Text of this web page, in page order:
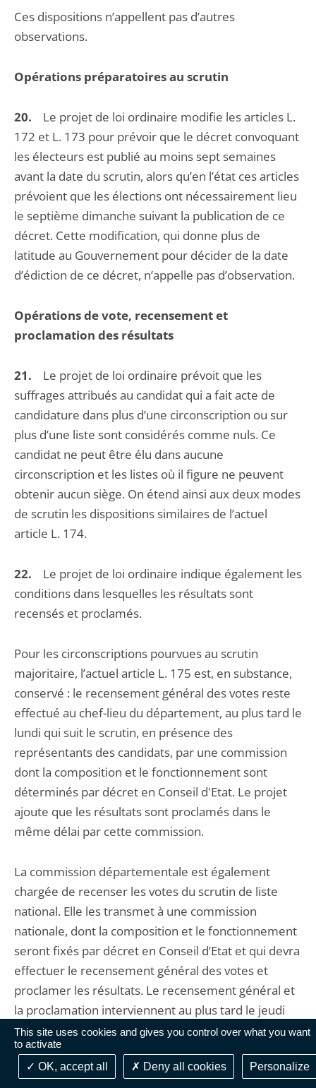
This site uses cookies and gives you control over what you want
to activate
OK, accept all
Deny all cookies Personalize
Ces dispositions n’appellent pas d’autres
observations.
Opérations préparatoires au scrutin
20. Le projet de loi ordinaire modifie les articles L.
172 et L. 173 pour prévoir que le décret convoquant
les électeurs est publié au moins sept semaines
avant la date du scrutin, alors qu’en l’état ces articles
prévoient que les élections ont nécessairement lieu
le septième dimanche suivant la publication de ce
décret. Cette modification, qui donne plus de
latitude au Gouvernement pour décider de la date
d’édiction de ce décret, n’appelle pas d’observation.
Opérations de vote, recensement et
proclamation des résultats
21.
Le projet de loi ordinaire prévoit que les
suffrages attribués au candidat qui a fait acte de
candidature dans plus d’une circonscription ou sur
plus d’une liste sont considérés comme nuls. Ce
candidat ne peut être élu dans aucune
circonscription et les listes où il figure ne peuvent
obtenir aucun siège. On étend ainsi aux deux modes
de scrutin les dispositions similaires de l’actuel
article L. 174.
22.
Le projet de loi ordinaire indique également les
conditions dans lesquelles les résultats sont
recensés et proclamés.
Pour les circonscriptions pourvues au scrutin
majoritaire, l’actuel article L. 175 est, en substance,
conservé : le recensement général des votes reste
effectué au chef-lieu du département, au plus tard le
lundi qui suit le scrutin, en présence des
représentants des candidats, par une commission
dont la composition et le fonctionnement sont
déterminés par décret en Conseil d'Etat. Le projet
ajoute que les résultats sont proclamés dans le
même délai par cette commission.
La commission départementale est également
chargée de recenser les votes du scrutin de liste
national. Elle les transmet à une commission
nationale, dont la composition et le fonctionnement
seront fixés par décret en Conseil d’Etat et qui devra
effectuer le recensement général des votes et
proclamer les résultats. Le recensement général et
la proclamation interviennent au plus tard le jeudi
qui suit le scrutin, par cohérence avec les
dispositions applicables au scrutin majoritaire ou à
d’autres élections.